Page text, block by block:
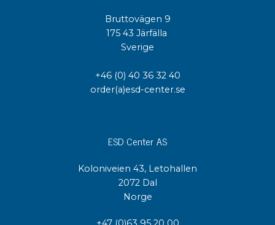
Bruttovägen 9
175 43 Järfälla
Sverige
+46 (0) 40 36 32 40
order(a)esd-center.se
ESD Center AS
Koloniveien 43, Letohallen
2072 Dal
Norge